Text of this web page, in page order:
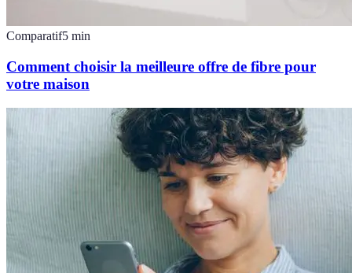
Comparatif5 min
Comment choisir la meilleure offre de fibre pour
votre maison